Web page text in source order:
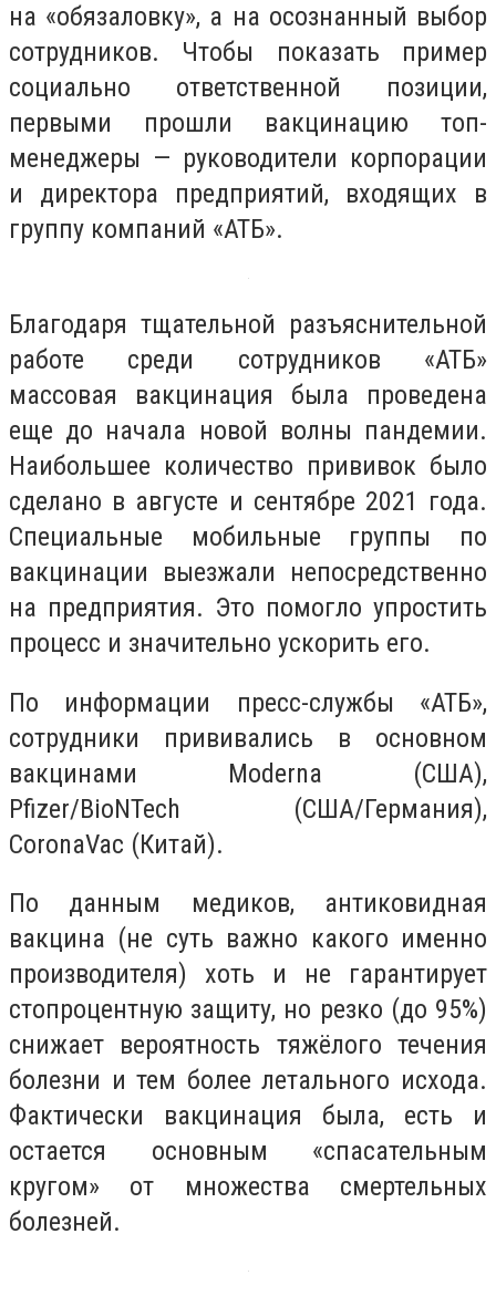
на «обязаловку», а на осознанный выбор
сотрудников. Чтобы показать пример
социально ответственной позиции,
первыми прошли вакцинацию топ-
менеджеры — руководители корпорации
и директора предприятий, входящих в
группу компаний «АТБ».
Благодаря тщательной разъяснительной
работе среди сотрудников «АТБ»
массовая вакцинация была проведена
еще до начала новой волны пандемии.
Наибольшее количество прививок было
сделано в августе и сентябре 2021 года.
Специальные мобильные группы по
вакцинации выезжали непосредственно
на предприятия. Это помогло упростить
процесс и значительно ускорить его.
По информации пресс-службы «АТБ»,
сотрудники прививались в основном
вакцинами Moderna (США),
Pfizer/BioNTech (США/Германия),
CoronaVac (Китай).
По данным медиков, антиковидная
вакцина (не суть важно какого именно
производителя) хоть и не гарантирует
стопроцентную защиту, но резко (до 95%)
снижает вероятность тяжёлого течения
болезни и тем более летального исхода.
Фактически вакцинация была, есть и
остается основным «спасательным
кругом» от множества смертельных
болезней.